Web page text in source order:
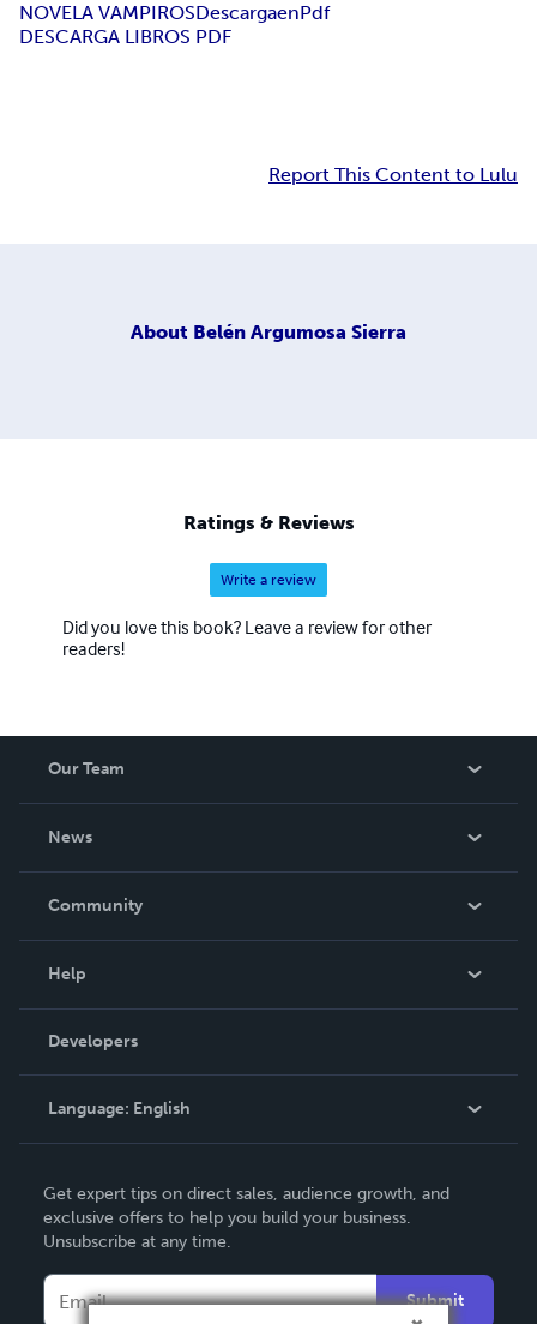
NOVELA VAMPIROSDescargaenPdf
DESCARGA LIBROS PDF
Report This Content to Lulu
About Belén Argumosa Sierra
Ratings & Reviews
Write a review
Did you love this book? Leave a review for other
readers!
Our Team
News
In The News
Community
Podcast
Help
Order Lookup
Knowledge Base
Contact Support
Developers
Language: English
Deutsch
Français
Get expert tips on direct sales, audience growth, and
exclusive offers to help you build your business.
Unsubscribe at any time.
Submit